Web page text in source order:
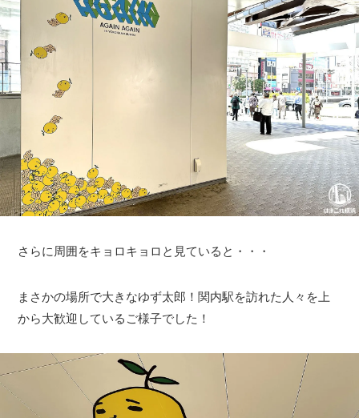
さらに周囲をキョロキョロと見ていると・・・
まさかの場所で大きなゆず太郎！関内駅を訪れた人々を上
から大歓迎しているご様子でした！